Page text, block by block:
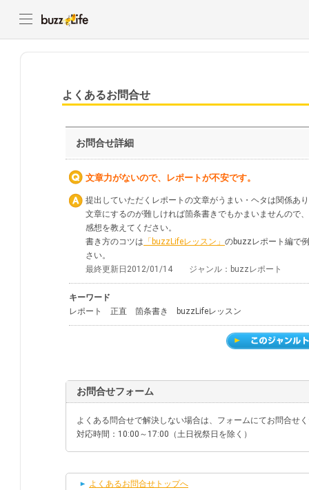
よくあるお問合せ
お問合せ詳細
文章力がないので、レポートが不安です。
提出していただくレポートの文章がうまい・ヘタは関係あ
文章にするのが難しければ箇条書きでもかまいませんので
感想を教えてください。
書き方のコツは 「buzzLifeレッスン」 のbuzzレポート編で
さい。
最終更新日2012/01/14 ジャンル：buzzレポート
キーワード
レポート 正直 箇条書き buzzLifeレッスン
お問合せフォーム
よくある問合せで解決しない場合は、フォームにてお問合せ
対応時間：10:00～17:00（土日祝祭日を除く）
よくあるお問合せトップへ